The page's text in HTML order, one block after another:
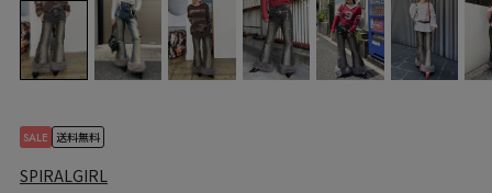
SALE 送料無料
SPIRALGIRL